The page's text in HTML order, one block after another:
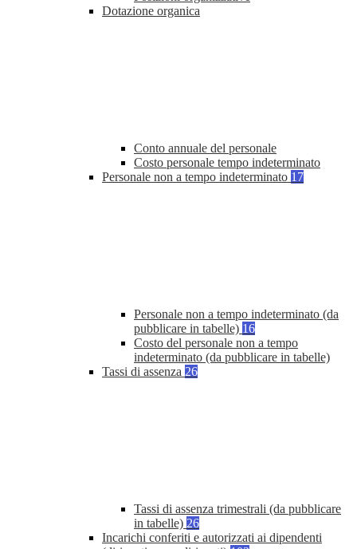
Dotazione organica
Conto annuale del personale
Costo personale tempo indeterminato
Personale non a tempo indeterminato 17
Personale non a tempo indeterminato (da
pubblicare in tabelle) 16
Costo del personale non a tempo
indeterminato (da pubblicare in tabelle)
Tassi di assenza 26
Tassi di assenza trimestrali (da pubblicare
in tabelle) 26
Incarichi conferiti e autorizzati ai dipendenti